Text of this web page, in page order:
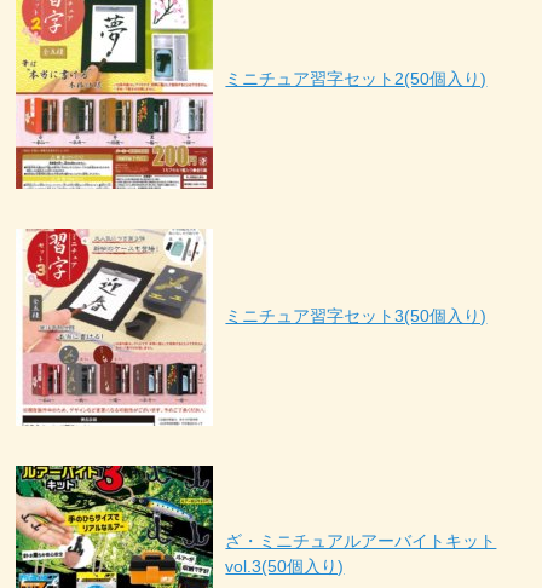
ミニチュア習字セット2(50個入り)
ミニチュア習字セット3(50個入り)
ざ・ミニチュアルアーバイトキット
vol.3(50個入り)